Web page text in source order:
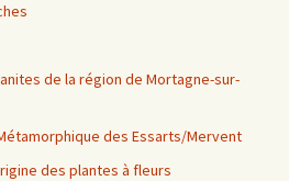
de la région de Mortagne-sur-
des Essarts/Mervent
des plantes à fleurs